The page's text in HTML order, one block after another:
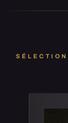
SÉLECTION